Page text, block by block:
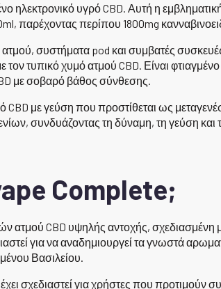
ηλεκτρονικό υγρό CBD. Αυτή η
παρέχοντας περίπου 1800mg
ατμού, συστήματα pod και συμβατές
τον τυπικό χυμό ατμού CBD. Είναι
με σοβαρό βάθος σύνθεσης.
CBD με γεύση που προστίθεται ως
συνδυάζοντας τη δύναμη, τη γεύση
Complete;
ατμού CBD υψηλής αντοχής,
για να αναδημιουργεί τα γνωστά
Βασιλείου.
σχεδιαστεί για χρήστες που